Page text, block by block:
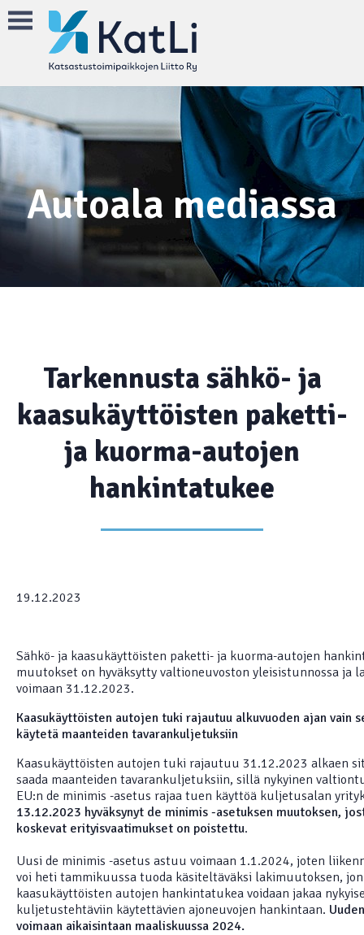
Autoala mediassa
Tarkennusta sähkö- ja
kaasukäyttöisten paketti-
ja kuorma-autojen
hankintatukee
19.12.2023
Sähkö- ja kaasukäyttöisten paketti- ja kuorma-autojen
muutokset on hyväksytty valtioneuvoston yleisistunnossa ja
voimaan 31.12.2023.
Kaasukäyttöisten autojen tuki rajautuu alkuvuoden ajan vain
käytetä maanteiden tavarankuljetuksiin
Kaasukäyttöisten autojen tuki rajautuu 31.12.2023 alkaen
saada maanteiden tavarankuljetuksiin, sillä nykyinen
EU:n de minimis -asetus rajaa tuen käyttöä kuljetusalan
13.12.2023 hyväksynyt de minimis -asetuksen muutoksen,
koskevat erityisvaatimukset on poistettu.
Uusi de minimis -asetus astuu voimaan 1.1.2024, joten
voi heti tammikuussa tuoda käsiteltäväksi lakimuutoksen,
kaasukäyttöisten autojen hankintatukea voidaan jakaa
kuljetustehtäviin käytettävien ajoneuvojen hankintaan.
voimaan aikaisintaan maaliskuussa 2024.